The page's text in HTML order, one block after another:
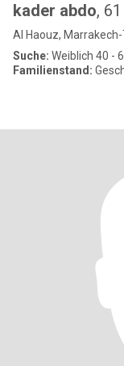
kader abdo, 61
Al Haouz,
Suche: Weiblich 40 -
Familienstand: